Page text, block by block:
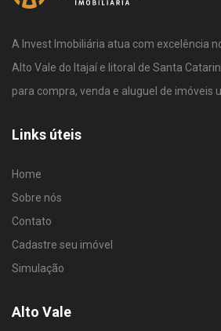
A Invest Imobiliária atua com excelência
Alto Vale do Itajaí e litoral de Santa
para compra, venda e aluguel de imóveis
Links úteis
Home
Sobre nós
Contato
Cadastre seu imóvel
Simulação
Alto Vale